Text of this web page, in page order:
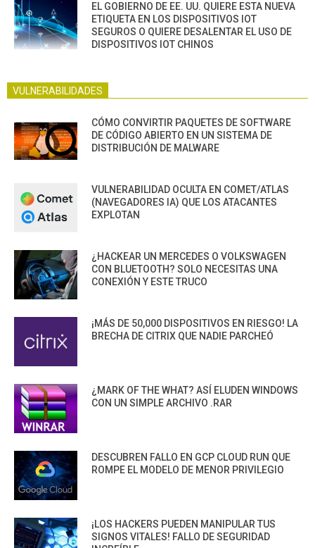
EL GOBIERNO DE EE. UU. QUIERE ESTA NUEVA
ETIQUETA EN LOS DISPOSITIVOS IOT
SEGUROS O QUIERE DESALENTAR EL USO DE
DISPOSITIVOS IOT CHINOS
VULNERABILIDADES
CÓMO CONVIRTIR PAQUETES DE SOFTWARE
DE CÓDIGO ABIERTO EN UN SISTEMA DE
DISTRIBUCIÓN DE MALWARE
VULNERABILIDAD OCULTA EN COMET/ATLAS
(NAVEGADORES IA) QUE LOS ATACANTES
EXPLOTAN
¿HACKEAR UN MERCEDES O VOLKSWAGEN
CON BLUETOOTH? SOLO NECESITAS UNA
CONEXIÓN Y ESTE TRUCO
¡MÁS DE 50,000 DISPOSITIVOS EN RIESGO! LA
BRECHA DE CITRIX QUE NADIE PARCHEÓ
¿MARK OF THE WHAT? ASÍ ELUDEN WINDOWS
CON UN SIMPLE ARCHIVO .RAR
DESCUBREN FALLO EN GCP CLOUD RUN QUE
ROMPE EL MODELO DE MENOR PRIVILEGIO
¡LOS HACKERS PUEDEN MANIPULAR TUS
SIGNOS VITALES! FALLO DE SEGURIDAD